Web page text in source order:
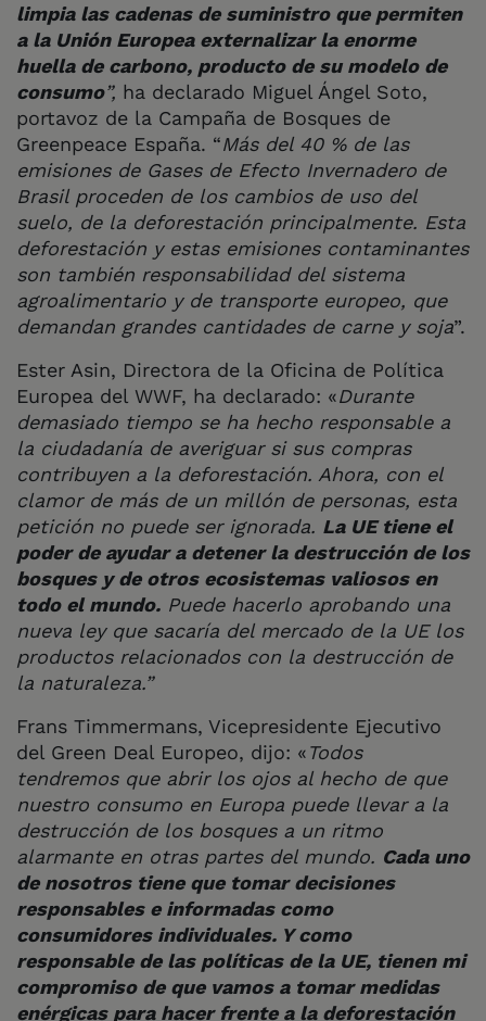
limpia las cadenas de suministro que permiten
a la Unión Europea externalizar la enorme
huella de carbono, producto de su modelo de
consumo”, ha declarado Miguel Ángel Soto,
portavoz de la Campaña de Bosques de
Greenpeace España. “Más del 40 % de las
emisiones de Gases de Efecto Invernadero de
Brasil proceden de los cambios de uso del
suelo, de la deforestación principalmente. Esta
deforestación y estas emisiones contaminantes
son también responsabilidad del sistema
agroalimentario y de transporte europeo, que
demandan grandes cantidades de carne y soja”.
Ester Asin, Directora de la Oficina de Política
Europea del WWF, ha declarado: «Durante
demasiado tiempo se ha hecho responsable a
la ciudadanía de averiguar si sus compras
contribuyen a la deforestación. Ahora, con el
clamor de más de un millón de personas, esta
petición no puede ser ignorada. La UE tiene el
poder de ayudar a detener la destrucción de los
bosques y de otros ecosistemas valiosos en
todo el mundo. Puede hacerlo aprobando una
nueva ley que sacaría del mercado de la UE los
productos relacionados con la destrucción de
la naturaleza.”
Frans Timmermans, Vicepresidente Ejecutivo
del Green Deal Europeo, dijo: «Todos
tendremos que abrir los ojos al hecho de que
nuestro consumo en Europa puede llevar a la
destrucción de los bosques a un ritmo
alarmante en otras partes del mundo. Cada uno
de nosotros tiene que tomar decisiones
responsables e informadas como
consumidores individuales. Y como
responsable de las políticas de la UE, tienen mi
compromiso de que vamos a tomar medidas
enérgicas para hacer frente a la deforestación